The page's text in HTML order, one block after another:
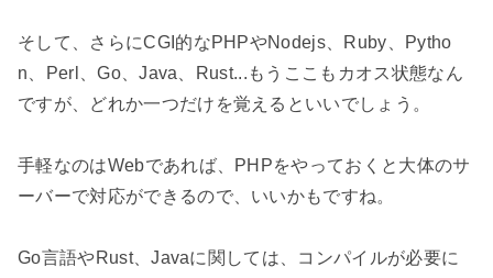
そして、さらにCGI的なPHPやNodejs、Ruby、Pytho
n、Perl、Go、Java、Rust...もうここもカオス状態なん
ですが、どれか一つだけを覚えるといいでしょう。
手軽なのはWebであれば、PHPをやっておくと大体のサ
ーバーで対応ができるので、いいかもですね。
Go言語やRust、Javaに関しては、コンパイルが必要に